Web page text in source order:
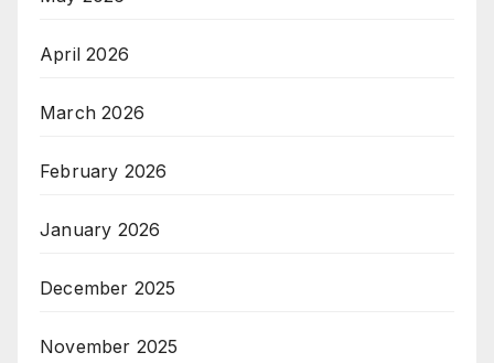
April 2026
March 2026
February 2026
January 2026
December 2025
November 2025